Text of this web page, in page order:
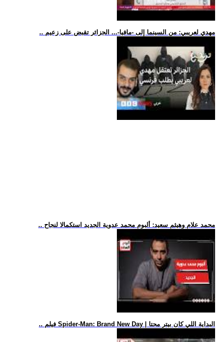
.. مهدي لعريبي: من السينما إلى -مافيا-... الجزائر تقبض على زعيم
.. محمد علام وهيثم سعيد: ألبوم محمد عدوية الجديد استكمالا لنجاح
.. فيلم Spider-Man: Brand New Day | البداية اللي كان بيتر محتا